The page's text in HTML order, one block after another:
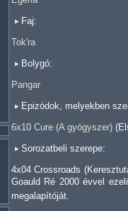
Faj:
Tok'ra
Bolygó:
Pangar
Epizódok, melyekben
6x10 Cure (A gyógyszer)
Sorozatbeli szerepe:
4x04 Crossroads
Goauld Ré 2000 évvel
megalapítóját.